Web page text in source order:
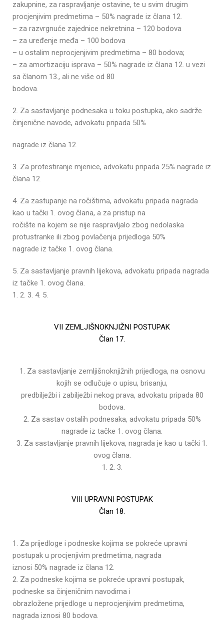
zakupnine, za raspravljanje ostavine, te u svim drugim
procjenjivim predmetima – 50% nagrade iz člana 12.
– za razvrgnuće zajednice nekretnina – 120 bodova
– za uređenje međa – 100 bodova
– u ostalim neprocjenjivim predmetima – 80 bodova;
– za amortizaciju isprava – 50% nagrade iz člana 12. u vezi
sa članom 13., ali ne više od 80
bodova.
2. Za sastavljanje podnesaka u toku postupka, ako sadrže
činjenične navode, advokatu pripada 50%
nagrade iz člana 12.
3. Za protestiranje mjenice, advokatu pripada 25% nagrade iz
člana 12.
4. Za zastupanje na ročištima, advokatu pripada nagrada
kao u tački 1. ovog člana, a za pristup na
ročište na kojem se nije raspravljalo zbog nedolaska
protustranke ili zbog povlačenja prijedloga 50%
nagrade iz tačke 1. ovog člana.
5. Za sastavljanje pravnih lijekova, advokatu pripada nagrada
iz tačke 1. ovog člana.
1. 2. 3. 4. 5.
VII ZEMLJIŠNOKNJIŽNI POSTUPAK
Član 17.
1. Za sastavljanje zemljišnoknjižnih prijedloga, na osnovu
kojih se odlučuje o upisu, brisanju,
predbilježbi i zabilježbi nekog prava, advokatu pripada 80
bodova.
2. Za sastav ostalih podnesaka, advokatu pripada 50%
nagrade iz tačke 1. ovog člana.
3. Za sastavljanje pravnih lijekova, nagrada je kao u tački 1.
ovog člana.
1. 2. 3.
VIII UPRAVNI POSTUPAK
Član 18.
1. Za prijedloge i podneske kojima se pokreće upravni
postupak u procjenjivim predmetima, nagrada
iznosi 50% nagrade iz člana 12.
2. Za podneske kojima se pokreće upravni postupak,
podneske sa činjeničnim navodima i
obrazložene prijedloge u neprocjenjivim predmetima,
nagrada iznosi 80 bodova.